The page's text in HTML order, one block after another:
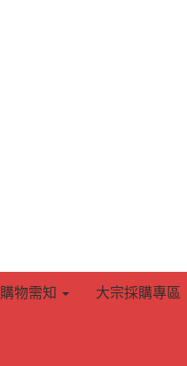
購物需知 大宗採購專區